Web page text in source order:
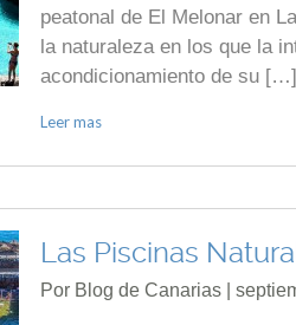
peatonal de El Melonar en
la naturaleza en los que la
acondicionamiento de su […]
Leer mas
Las Piscinas
Por Blog de Canarias |